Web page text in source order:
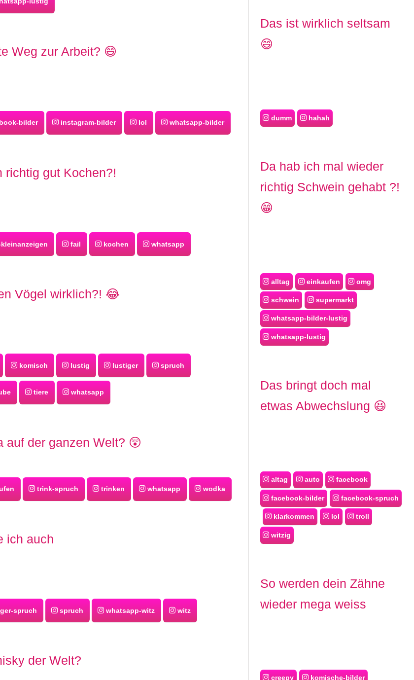
Weg zur Arbeit? 😄
bilder instagram-bilder lol whatsapp-bilder
richtig gut Kochen?!
fail kochen whatsapp
Vögel wirklich?! 😂
komisch lustig lustiger spruch
tiere whatsapp
auf der ganzen Welt? 😲
trink-spruch trinken whatsapp wodka
ich auch
spruch spruch whatsapp-witz witz
der Welt?
Das ist wirklich seltsam
😄
dumm hahah
Da hab ich mal wieder
richtig Schwein gehabt ?!
😁
alltag einkaufen omg
schwein supermarkt
whatsapp-bilder-lustig
whatsapp-lustig
Das bringt doch mal
etwas Abwechslung 😆
altag auto facebook
facebook-bilder facebook-spruch
klarkommen lol troll
witzig
So werden dein Zähne
wieder mega weiss
creepy komische-bilder